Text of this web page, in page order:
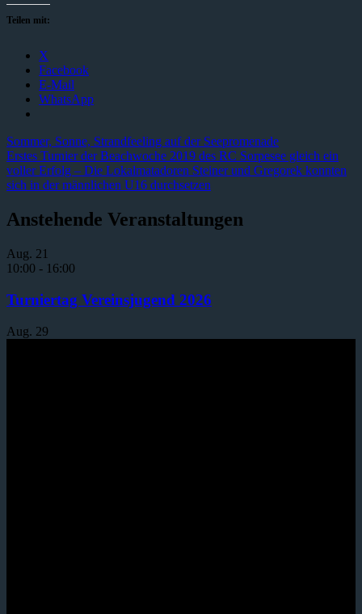
Teilen mit:
X
Facebook
E-Mail
WhatsApp
Beitragsnavigation
Vorheriger
Beitrag:
Sommer, Sonne, Strandfeeling auf der Seepromenade
Nächster
Beitrag:
Erstes Turnier der Beachwoche 2019 des RC Sorpesee gleich ein
voller Erfolg – Die Lokalmatadoren Steiner und Gregorek konnten
sich in der männlichen U16 durchsetzen
Anstehende Veranstaltungen
Aug. 21
10:00 - 16:00
Turniertag Vereinsjugend 2026
Aug. 29